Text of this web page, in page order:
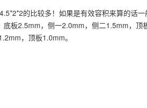
的比较多！如果是有效容积来算的话
板2.5mm，侧一2.0mm，侧二1.5mm，
，顶板1.0mm。